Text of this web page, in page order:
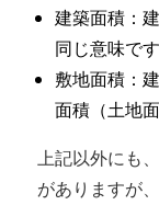
建築面積：
同じ意味です
敷地面積：
面積（土地
上記以外にも
がありますが